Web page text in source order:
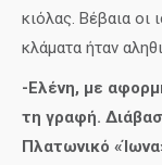
κιόλας. Βέβαια οι
κλάματα ήταν
-Ελένη, με
τη γραφή.
Πλατωνικό